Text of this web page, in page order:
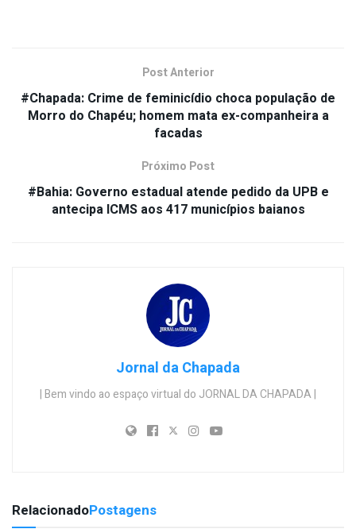
Post Anterior
#Chapada: Crime de feminicídio choca população de
Morro do Chapéu; homem mata ex-companheira a
facadas
Próximo Post
#Bahia: Governo estadual atende pedido da UPB e
antecipa ICMS aos 417 municípios baianos
Jornal da Chapada
| Bem vindo ao espaço virtual do JORNAL DA CHAPADA |
RelacionadoPostagens